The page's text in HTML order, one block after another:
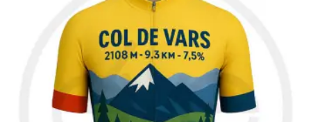
Les
options
peuvent
être
choisies
sur
la